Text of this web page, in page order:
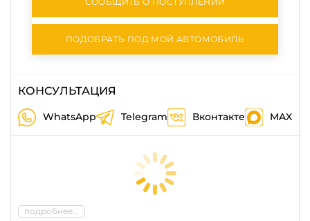
ПОДОБРАТЬ ПОД МОЙ АВТОМОБИЛЬ
КОНСУЛЬТАЦИЯ
WhatsApp Telegram Вконтакте MAX
подробнее...